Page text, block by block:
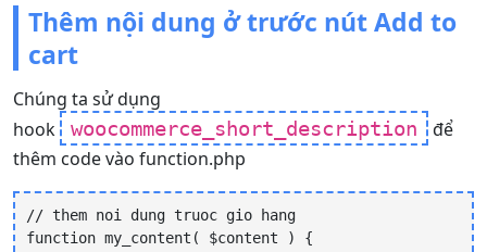
Thêm nội dung ở trước nút Add to
cart
Chúng ta sử dụng
hook
woocommerce_short_description
để
thêm code vào function.php
// them noi dung truoc gio hang
function my_content( $content ) {